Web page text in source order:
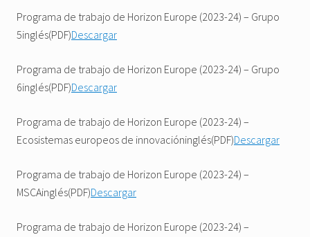
Programa de trabajo de Horizon Europe (2023-24) – Grupo
5inglés(PDF)Descargar
Programa de trabajo de Horizon Europe (2023-24) – Grupo
6inglés(PDF)Descargar
Programa de trabajo de Horizon Europe (2023-24) –
Ecosistemas europeos de innovacióninglés(PDF)Descargar
Programa de trabajo de Horizon Europe (2023-24) –
MSCAinglés(PDF)Descargar
Programa de trabajo de Horizon Europe (2023-24) –